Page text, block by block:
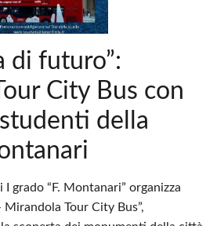
di futuro”:
City Bus con
della
I grado “F. Montanari” organizza
Tour City Bus”,